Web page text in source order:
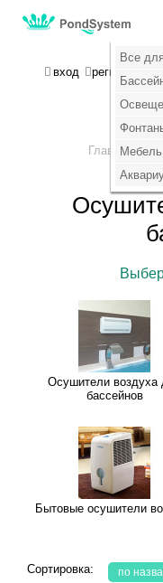
Все
Все
вход регистрация
+7
Главная >
Осушители воздуха
бассейнов
Бытовые осушители
Сортировка: по